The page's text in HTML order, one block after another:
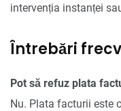
intervenția instanței
Întrebări
Pot să refuz plata
Nu. Plata facturii este